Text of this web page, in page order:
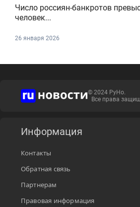
Число россиян-банкротов
человек...
26 января 2026
© 2024 РуНо.
Все права
Информация
Контакты
Обратная связь
Партнерам
Правовая информация